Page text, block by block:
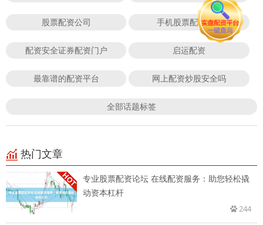
股票配资公司 手机股票配资app
配资安全证券配资门户 启运配资
最靠谱的配资平台 网上配资炒股安全吗
全部话题标签
热门文章
专业股票配资论坛 在线配资服务：助您轻松撬
动资本杠杆
244